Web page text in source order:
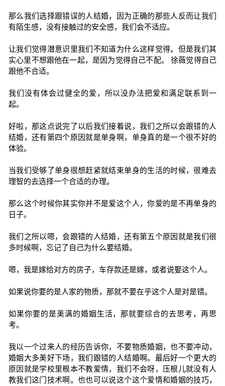
那么我们选择跟错误的人结婚，因为正确的那些人反而让我们
有陌生感，没有接触过的安全感，我们会不适应。
让我们觉得潜意识里我们不知道为什么这样觉得。但是我们其
实心里不想跟他在一起，是因为觉得自己不配。 徐薇觉得自己
跟他不合适。
我们没有体会过健全的爱，所以没办法把爱和满足联系到一
起。
好啦，那这点说完了以后我们接着说，我们之所以会跟错的人
结婚，还有第四个原因就是单身啊，单身真的是一个很不好的
体验。
当我们受够了单身很想赶紧就结束单身的生活的时候，很难去
理智的去选择一个合适的办理。
那么这个时候你其实你并不是爱这个人，你爱的是不再单身的
日子。
我们之所以嗯，会跟错的人结婚，还有第五个原因就是我们很
多时候啊，忘记了自己为什么要结婚。
嗯，我是嫁给对方的房子，车存款还是嫁，或者说娶这个人。
如果说你要的是人家的物质，那就不要在乎这个人是对是错。
如果你要的是美满的婚姻生活，那就要综合的去思考，再思
考。
我以一个过来人的经历告诉你，不要物质婚姻，也不要冲动，
婚姻大多美好下场，我们跟错的人结婚啊。最后好一个更大的
原因就是学校里根本不教爱情，我们不会呀，压根儿就没有人
教我们这门技术啊。也也可以说这个这个爱情和婚姻的技巧，